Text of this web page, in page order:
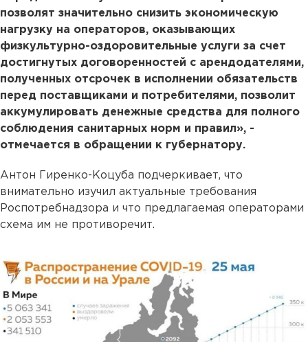
позволят значительно снизить экономическую
нагрузку на операторов, оказывающих
физкультурно-оздоровительные услуги за счет
достигнутых договоренностей с арендодателями,
полученных отсрочек в исполнении обязательств
перед поставщиками и потребителями, позволит
аккумулировать денежные средства для полного
соблюдения санитарных норм и правил», -
отмечается в обращении к губернатору.
Антон Гиренко-Коцуба подчеркивает, что
внимательно изучил актуальные требования
Роспотребнадзора и что предлагаемая операторами
схема им не противоречит.